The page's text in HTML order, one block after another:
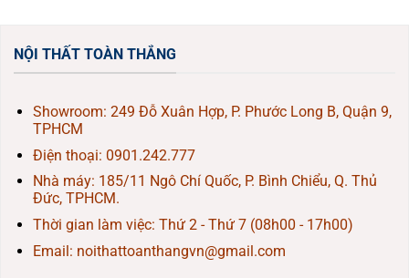
NỘI THẤT TOÀN THẮNG
Showroom: 249 Đỗ Xuân Hợp, P. Phước Long B, Quận 9,
TPHCM
Điện thoại: 0901.242.777
Nhà máy: 185/11 Ngô Chí Quốc, P. Bình Chiểu, Q. Thủ
Đức, TPHCM.
Thời gian làm việc: Thứ 2 - Thứ 7 (08h00 - 17h00)
Email: noithattoanthangvn@gmail.com